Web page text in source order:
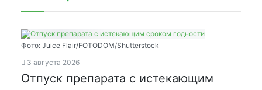
Фото: Juice Flair/FOTODOM/Shutterstoсk
3 августа 2026
Отпуск препарата с истекающим